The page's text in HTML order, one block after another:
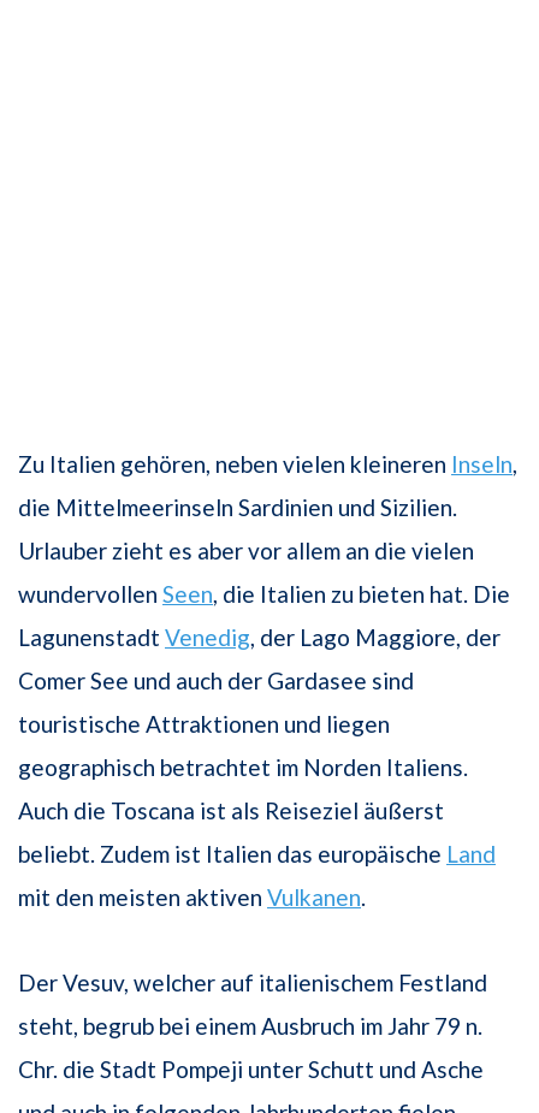
Zu Italien gehören, neben vielen kleineren Inseln
die Mittelmeerinseln Sardinien und Sizilien.
Urlauber zieht es aber vor allem an die vielen
wundervollen Seen , die Italien zu bieten hat. Die
Lagunenstadt Venedig , der Lago Maggiore, der
Comer See und auch der Gardasee sind
touristische Attraktionen und liegen
geographisch betrachtet im Norden Italiens.
Auch die Toscana ist als Reiseziel äußerst
beliebt. Zudem ist Italien das europäische Land
mit den meisten aktiven Vulkanen
Der Vesuv, welcher auf italienischem Festland
steht, begrub bei einem Ausbruch im Jahr 79 n.
Chr. die Stadt Pompeji unter Schutt und Asche